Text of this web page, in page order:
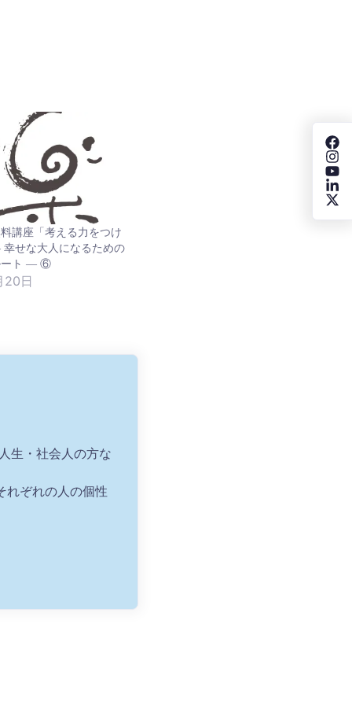
講座「考える力をつけ
せな大人になるための
ート ― ⑥
20日
生・社会人の方な
れぞれの人の個性